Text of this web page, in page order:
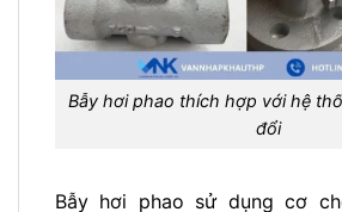
Bẫy hơi phao thích hợp với hệ
đổi
Bẫy hơi phao sử dụng cơ